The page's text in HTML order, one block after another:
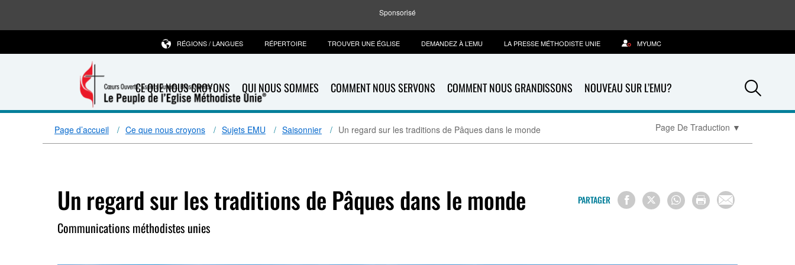
Sponsorisé
CE QUE NOUS CROYONS QUI NOUS SOMMES COMMENT NOUS SERVONS COMMENT NOUS GRANDISSONS NOUVEAU SUR L’EMU?
RÉGIONS / LANGUES RÉPERTOIRE TROUVER UNE ÉGLISE DEMANDEZ À L’EMU LA PRESSE MÉTHODISTE UNIE MYUMC
Page d’accueil Ce que nous croyons Sujets EMU Saisonnier Un regard sur les traditions de Pâques dans le monde Page De Traduction ▼
Un regard sur les traditions de Pâques dans le monde
Communications méthodistes unies
PARTAGER